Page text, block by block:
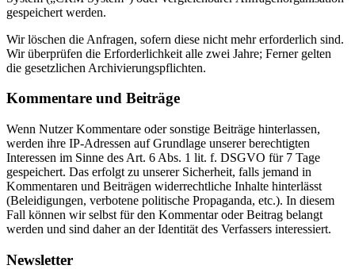
gespeichert werden.
Wir löschen die Anfragen, sofern diese nicht mehr erforderlich sind.
Wir überprüfen die Erforderlichkeit alle zwei Jahre; Ferner gelten
die gesetzlichen Archivierungspflichten.
Kommentare und Beiträge
Wenn Nutzer Kommentare oder sonstige Beiträge hinterlassen,
werden ihre IP-Adressen auf Grundlage unserer berechtigten
Interessen im Sinne des Art. 6 Abs. 1 lit. f. DSGVO für 7 Tage
gespeichert. Das erfolgt zu unserer Sicherheit, falls jemand in
Kommentaren und Beiträgen widerrechtliche Inhalte hinterlässt
(Beleidigungen, verbotene politische Propaganda, etc.). In diesem
Fall können wir selbst für den Kommentar oder Beitrag belangt
werden und sind daher an der Identität des Verfassers interessiert.
Newsletter